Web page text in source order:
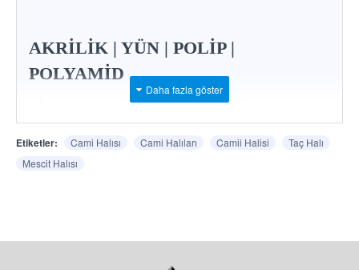
AKRİLİK | YÜN | POLİP |
POLYAMİD
mümkündür.
Etiketler: Cami Halısı Cami Halıları Camii Halisi
Taç Halı
Mescit Halısı